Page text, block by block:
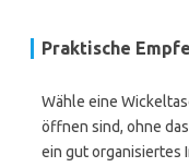
Praktische
Wähle eine
öffnen sind, ohne
ein gut organisiertes